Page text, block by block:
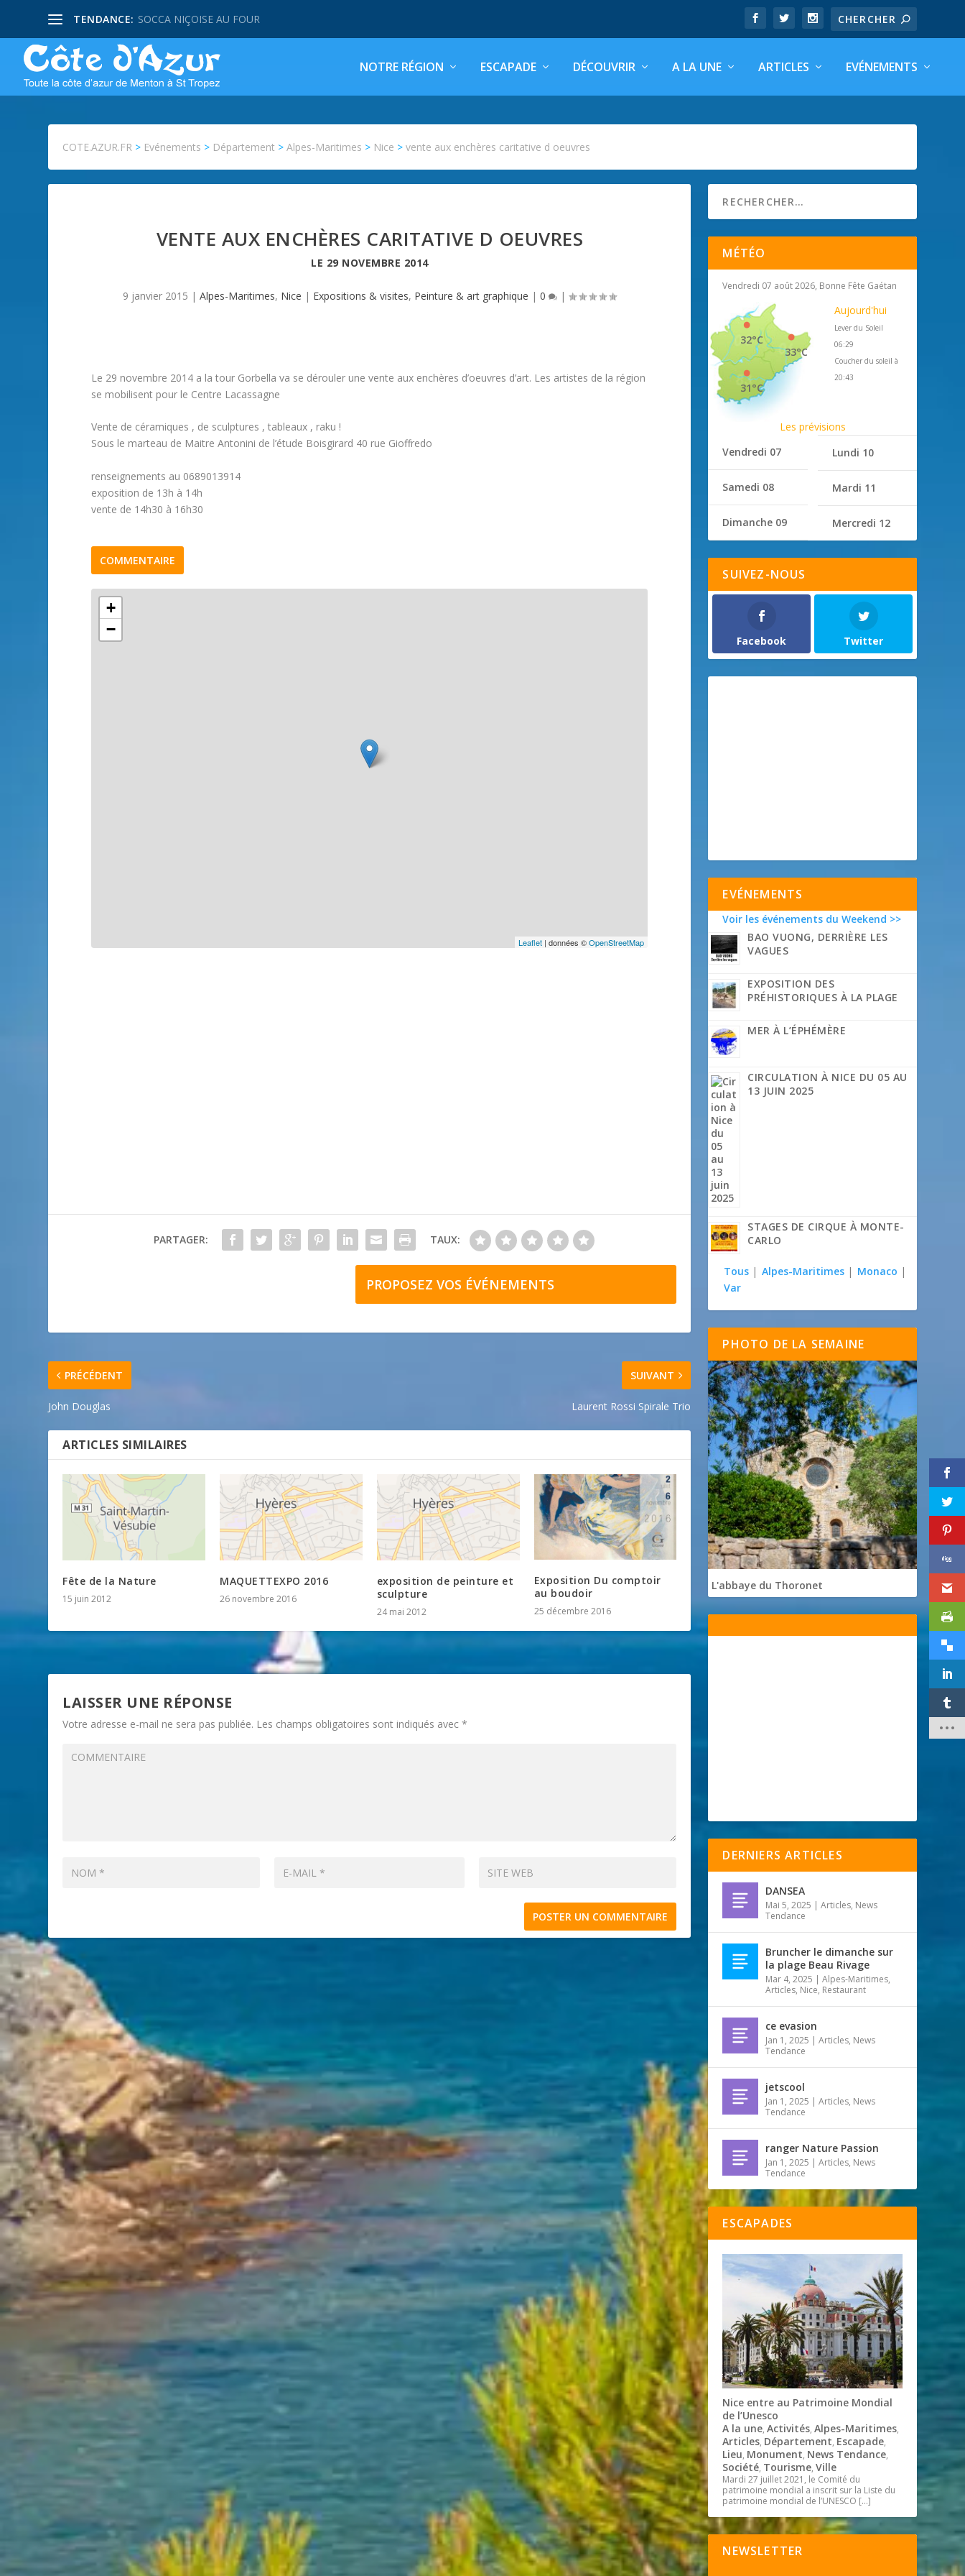
TENDANCE: PISSALADIERE NIÇOISE
NOTRE RÉGION ESCAPADE DÉCOUVRIR A LA UNE ARTICLES EVÉNEMENTS
COTE.AZUR.FR > Evénements > Département >Alpes-Maritimes > Nice >vente aux enchères caritative d oeuvres
VENTE AUX ENCHÈRES CARITATIVE D OEUVRES
LE 29 NOVEMBRE 2014
9 janvier 2015 |Alpes-Maritimes, Nice | Expositions & visites, Peinture & art graphique |0 |
Le 29 novembre 2014 a la tour Gorbella va se dérouler une vente aux enchères d’oeuvres d’art. Les artistes de la région
se mobilisent pour le Centre Lacassagne
Vente de céramiques , de sculptures , tableaux , raku !
Sous le marteau de Maitre Antonini de l’étude Boisgirard 40 rue Gioffredo
renseignements au 0689013914
exposition de 13h à 14h
vente de 14h30 à 16h30
COMMENTAIRE
+
−
Leaflet | données ©OpenStreetMap
PARTAGER: TAUX:
PROPOSEZ VOS ÉVÉNEMENTS
PRÉCÉDENT
John Douglas
SUIVANT
Laurent Rossi Spirale Trio
ARTICLES SIMILAIRES
Fête de la Nature
15 juin 2012
MAQUETTEXPO 2016
26 novembre 2016
exposition de peinture et
sculpture
24 mai 2012
Exposition Du comptoir
au boudoir
25 décembre 2016
LAISSER UNE RÉPONSE
Votre adresse e-mail ne sera pas publiée. Les champs obligatoires sont indiqués avec*
MÉTÉO
Vendredi 07 août 2026, Bonne Fête Gaétan
33°C
32°C
31°C
Aujourd'hui
Lever du Soleil
06:29
Coucher du soleil à
20:43
Les prévisions
Vendredi 07
Samedi 08
Dimanche 09
Lundi 10
Mardi 11
Mercredi 12
SUIVEZ-NOUS
Facebook Twitter
EVÉNEMENTS
Voir les événements du Weekend >>
BAO VUONG, DERRIÈRE LES
VAGUES
EXPOSITION DES
PRÉHISTORIQUES À LA PLAGE
MER À L’ÉPHÉMÈRE
CIRCULATION À NICE DU 05 AU
13 JUIN 2025
STAGES DE CIRQUE À MONTE-
CARLO
Tous | Alpes-Maritimes | Monaco |
Var
PHOTO DE LA SEMAINE
L'abbaye du Thoronet
DERNIERS ARTICLES
DANSEA
Mai 5, 2025 |Articles, News
Tendance
Bruncher le dimanche sur
la plage Beau Rivage
Mar 4, 2025 |Alpes-Maritimes,
Articles, Nice, Restaurant
ce evasion
Jan 1, 2025 |Articles, News
Tendance
jetscool
Jan 1, 2025 |Articles, News
Tendance
ranger Nature Passion
Jan 1, 2025 |Articles, News
Tendance
ESCAPADES
Nice entre au Patrimoine Mondial
de l’Unesco
A la une,Activités,Alpes-Maritimes,
Articles, Département, Escapade,
Lieu, Monument, News Tendance,
Société, Tourisme,Ville
Mardi 27 juillet 2021, le Comité du
patrimoine mondial a inscrit sur la Liste du
patrimoine mondial de l’UNESCO […]
NEWSLETTER